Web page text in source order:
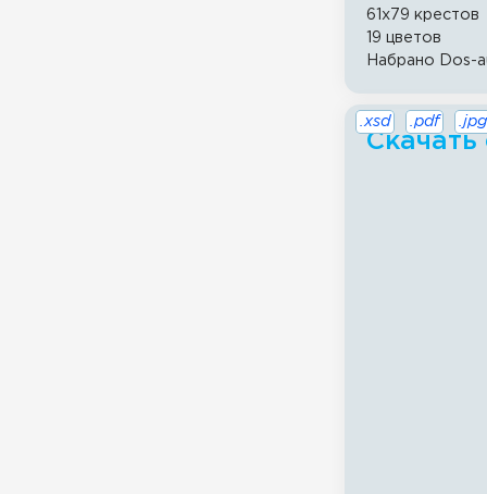
61x79 крестов
19 цветов
Набрано Dos-
.xsd .pdf .jpg